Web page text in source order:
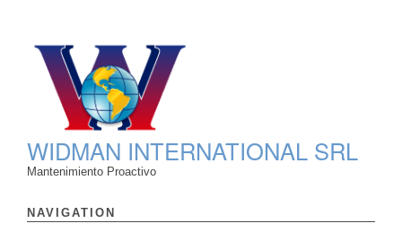
WIDMAN INTERNATIONAL SRL
Mantenimiento Proactivo
NAVIGATION